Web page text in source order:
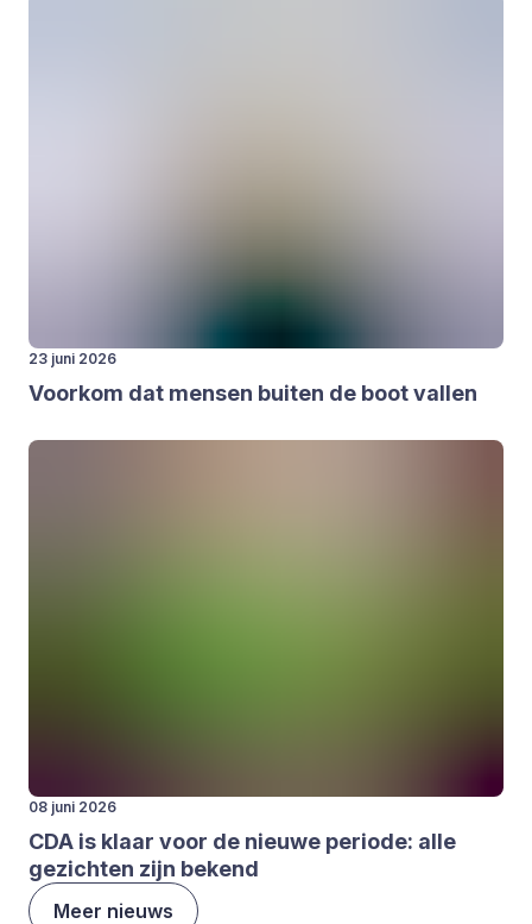
23 juni 2026
Voor­kom dat men­sen bui­ten de boot val­len
08 juni 2026
CDA is klaar voor de nieu­we peri­o­de: alle
gezich­ten zijn bekend
Meer nieuws